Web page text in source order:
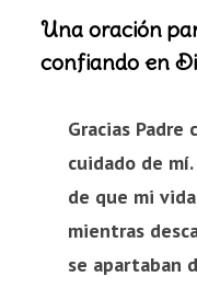
Una oración
confiando en
Gracias
cuidado de
de que mi
mientras
se apartaban